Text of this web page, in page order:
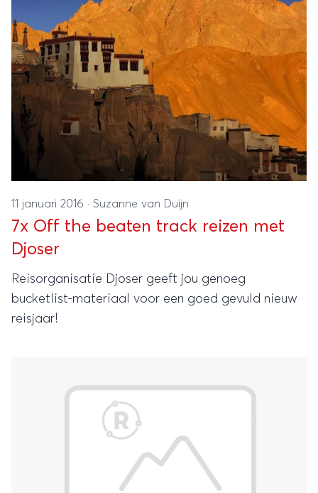
11 januari 2016 · Suzanne van Duijn
7x Off the beaten track reizen met
Djoser
Reisorganisatie Djoser geeft jou genoeg
bucketlist-materiaal voor een goed gevuld nieuw
reisjaar!